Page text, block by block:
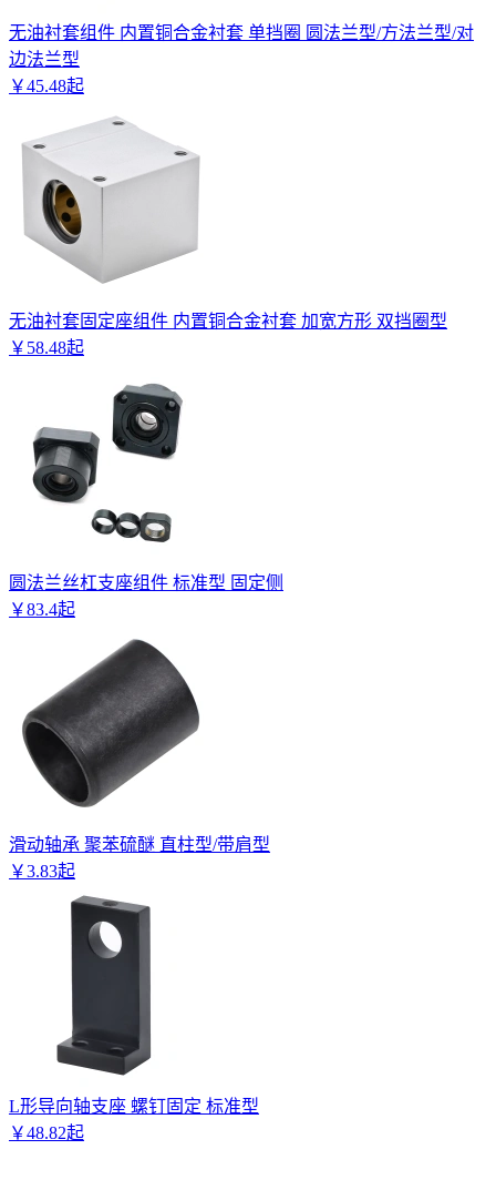
无油衬套组件 内置铜合金衬套 单挡圈 圆法兰型/方法兰型/对
边法兰型
￥45.48起
无油衬套固定座组件 内置铜合金衬套 加宽方形 双挡圈型
￥ 58.48起
圆法兰丝杠支座组件 标准型 固定侧
￥83.4起
滑动轴承 聚苯硫醚 直柱型/带肩型
￥3.83起
L形导向轴支座 螺钉固定 标准型
￥48.82起